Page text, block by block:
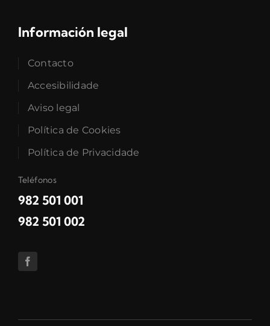
Información legal
Contacto
Accesibilidade
Aviso legal
Política de Cookies
Política de Privacidade
Teléfonos
982 501 001
982 501 002